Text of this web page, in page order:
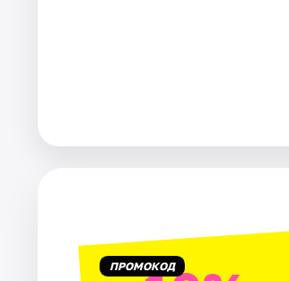
Артисты ПРОМОКОД